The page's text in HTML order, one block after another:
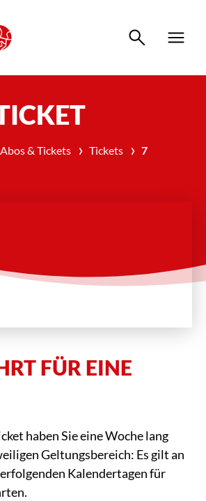
search menu
Abos & Tickets › Tickets › 7
FÜR EINE
haben Sie eine Woche lang
Geltungsbereich: Es gilt an
Kalendertagen für